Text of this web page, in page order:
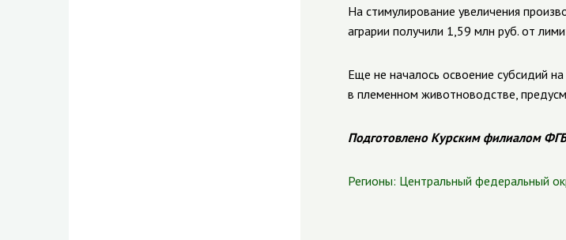
На стимулирование увеличения
аграрии получили 1,59 млн руб. от
Еще не началось освоение субсидий
в племенном животноводстве,
Подготовлено Курским филиалом
Регионы: Центральный федеральный